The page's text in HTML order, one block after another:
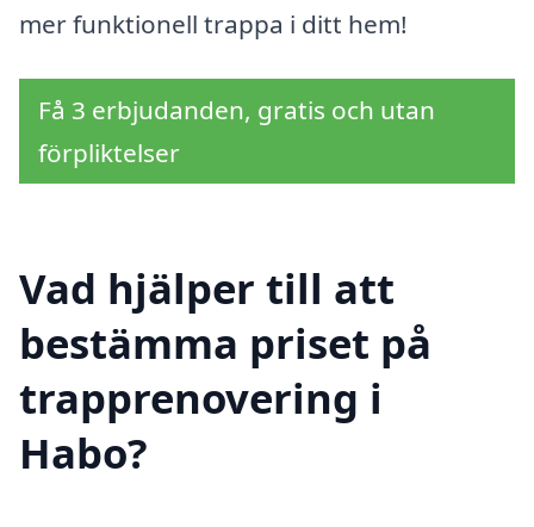
mer funktionell trappa i ditt hem!
Få 3 erbjudanden, gratis och utan
förpliktelser
Vad hjälper till att
bestämma priset på
trapprenovering i
Habo?